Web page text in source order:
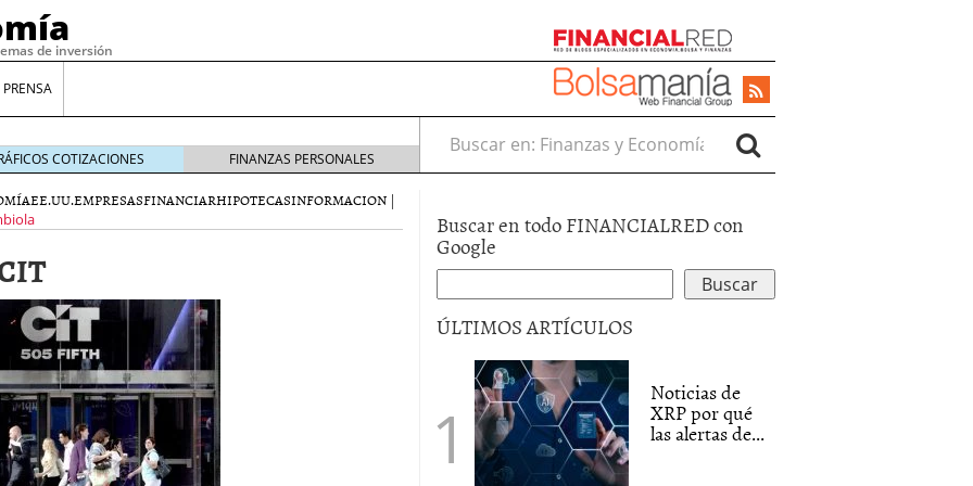
de inversión
¿Por qué el Préstamo Promotor privado
12 de diciembre de 2025
aprovechar esta opción para gestionar tus
de 2025
es una decisión financiera: cómo anticiparte
COTIZACIONES FINANZAS PERSONALES
Buscar en:
EE.UU.EMPRESASFINANCIARHIPOTECASINFORMACION |
Buscar en todo FINANCIALRED con
Google
ÚLTIMOS ARTÍCULOS
Noticias de
XRP por qué
las alertas de...